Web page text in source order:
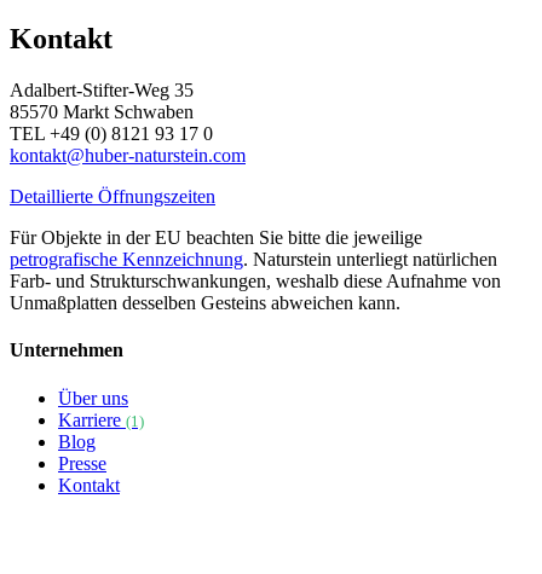
Kontakt
Adalbert-Stifter-Weg 35
85570 Markt Schwaben
TEL +49 (0) 8121 93 17 0
kontakt@huber-naturstein.com
Detaillierte Öffnungszeiten
Für Objekte in der EU beachten Sie bitte die jeweilige
petrografische Kennzeichnung. Naturstein unterliegt natürlichen
Farb- und Strukturschwankungen, weshalb diese Aufnahme von
Unmaßplatten desselben Gesteins abweichen kann.
Unternehmen
Über uns
Karriere (1)
Blog
Presse
Kontakt